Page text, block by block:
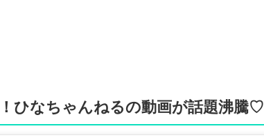
ひなちゃんねるの動画が話題沸騰♡